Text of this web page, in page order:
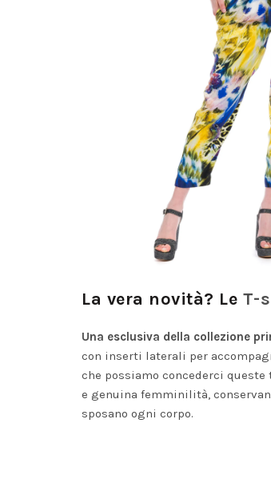
La vera novità? Le T-
Una esclusiva della collezione
con inserti laterali per
che possiamo concederci
e genuina femminilità,
sposano ogni corpo.